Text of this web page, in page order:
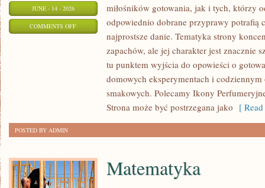
JUNE - 14 - 2026
COMMENTS OFFON
miłośników gotowania, jak i tych, którzy
odpowiednio dobrane przyprawy potrafią
najprostsze danie. Tematyka strony
zapachów, ale jej charakter jest znacznie
tu punktem wyjścia do opowieści o
domowych eksperymentach i
smakowych. Polecamy Ikony
Strona może być postrzegana jako [
POSTED BY ADMIN
Matematyka